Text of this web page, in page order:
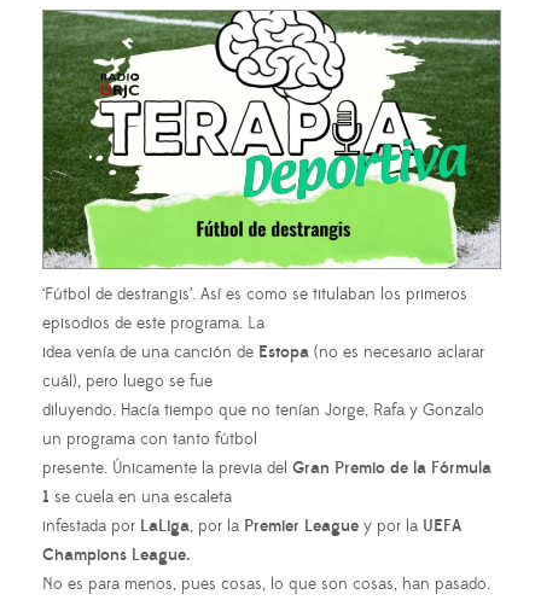
‘Fútbol de destrangis’. Así es como se titulaban los primeros
episodios de este programa. La
idea venía de una canción de Estopa (no es necesario aclarar
cuál), pero luego se fue
diluyendo. Hacía tiempo que no tenían Jorge, Rafa y Gonzalo
un programa con tanto fútbol
presente. Únicamente la previa del Gran Premio de la Fórmula
1 se cuela en una escaleta
infestada por LaLiga, por la Premier League y por la UEFA
Champions League.
No es para menos, pues cosas, lo que son cosas, han pasado.